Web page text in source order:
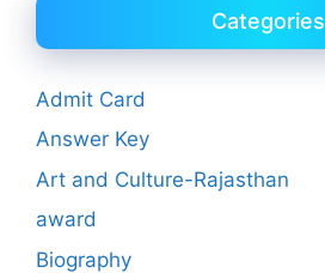
Categories
Admit Card
Answer Key
Art and Culture-Rajasthan
award
Biography